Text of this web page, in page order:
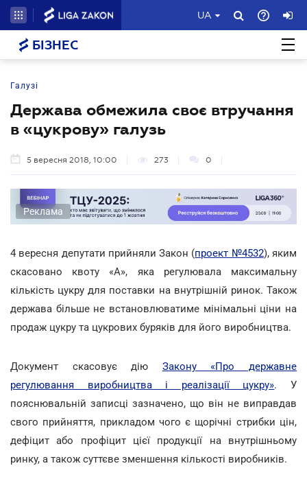
UA
БІЗНЕС
Галузі
Держава обмежила своє втручання
в «цукрову» галузь
5 вересня 2018, 10:00 273 0
Реклама
4 вересня депутати прийняли Закон (проект №4532), яким
скасовано квоту «А», яка регулювала максимальну
кількість цукру для поставки на внутрішній ринок. Також
держава більше не встановлюватиме мінімальні ціни на
продаж цукру та цукрових буряків для його виробництва.
Документ скасовує дію Закону «Про державне
регулювання виробництва і реалізації цукру». У
пояснювальній записці зазначено, що він не виправдав
свого прийняття, прикладом чого є щорічні стрибки цін,
дефіцит або профіцит цієї продукції на внутрішньому
ринку, а також суттєве зменшення кількості виробників.